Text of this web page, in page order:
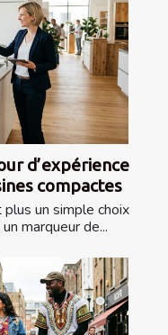
d’expérience
compactes
un simple choix
marqueur de...